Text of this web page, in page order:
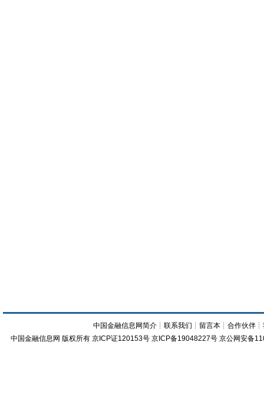
中国金融信息网简介 ┊联系我们 ┊ 留言本 ┊合作伙伴 ┊
中国金融信息网 版权所有 京ICP证120153号 京ICP备19048227号 京公网安备